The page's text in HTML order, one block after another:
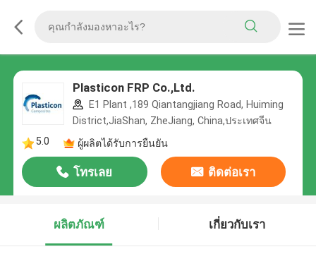
Plasticon FRP Co.,Ltd.
E1 Plant ,189 Qiantangjiang Road, Huiming
District,JiaShan, ZheJiang, China,ประเทศจีน
5.0
ผู้ผลิตได้รับการยืนยัน
โทรเลย ติดต่อเรา
ผลิตภัณฑ์ เกี่ยวกับเรา